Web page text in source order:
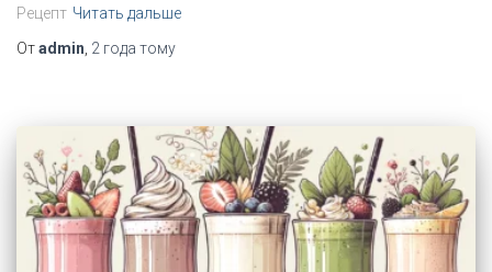
Рецепт Читать дальше
Отadmin, 2 года тому